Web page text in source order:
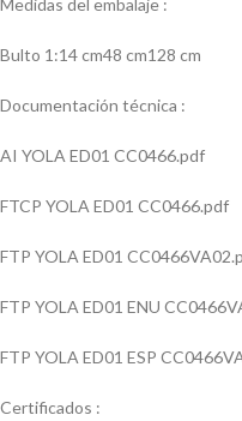
Medidas del embalaje :
Bulto 1:14 cm48 cm128 cm
Documentación técnica :
AI YOLA ED01 CC0466.pdf
FTCP YOLA ED01 CC0466.pdf
FTP YOLA ED01
FTP YOLA ED01 ENU
FTP YOLA ED01 ESP
Certificados :